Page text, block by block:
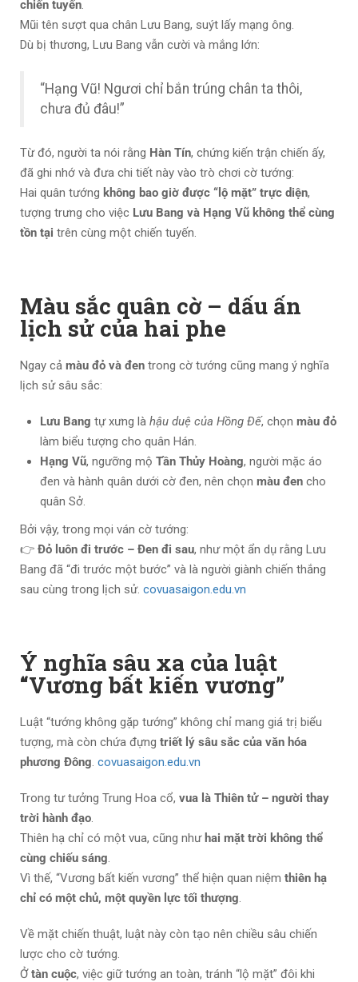
chiến tuyến.
Mũi tên sượt qua chân Lưu Bang, suýt lấy mạng ông.
Dù bị thương, Lưu Bang vẫn cười và mắng lớn:
“Hạng Vũ! Ngươi chỉ bắn trúng chân ta thôi,
chưa đủ đâu!”
Từ đó, người ta nói rằng Hàn Tín, chứng kiến trận chiến ấy,
đã ghi nhớ và đưa chi tiết này vào trò chơi cờ tướng:
Hai quân tướng không bao giờ được “lộ mặt” trực diện,
tượng trưng cho việc Lưu Bang và Hạng Vũ không thể cùng
tồn tại trên cùng một chiến tuyến.
Màu sắc quân cờ – dấu ấn
lịch sử của hai phe
Ngay cả màu đỏ và đen trong cờ tướng cũng mang ý nghĩa
lịch sử sâu sắc:
Lưu Bang tự xưng là hậu duệ của Hồng Đế, chọn màu đỏ
làm biểu tượng cho quân Hán.
Hạng Vũ, ngưỡng mộ Tần Thủy Hoàng, người mặc áo
đen và hành quân dưới cờ đen, nên chọn màu đen cho
quân Sở.
Bởi vậy, trong mọi ván cờ tướng:
👉 Đỏ luôn đi trước – Đen đi sau, như một ẩn dụ rằng Lưu
Bang đã “đi trước một bước” và là người giành chiến thắng
sau cùng trong lịch sử. covuasaigon.edu.vn
Ý nghĩa sâu xa của luật
“Vương bất kiến vương”
Luật “tướng không gặp tướng” không chỉ mang giá trị biểu
tượng, mà còn chứa đựng triết lý sâu sắc của văn hóa
phương Đông. covuasaigon.edu.vn
Trong tư tưởng Trung Hoa cổ, vua là Thiên tử – người thay
trời hành đạo.
Thiên hạ chỉ có một vua, cũng như hai mặt trời không thể
cùng chiếu sáng.
Vì thế, “Vương bất kiến vương” thể hiện quan niệm thiên hạ
chỉ có một chủ, một quyền lực tối thượng.
Về mặt chiến thuật, luật này còn tạo nên chiều sâu chiến
lược cho cờ tướng.
Ởtàn cuộc, việc giữ tướng an toàn, tránh “lộ mặt” đôi khi